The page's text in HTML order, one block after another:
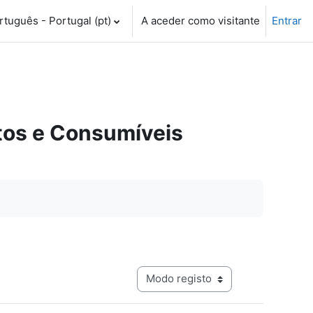
- Portugal ‎(pt)‎ A aceder como visitante Entrar
e Consumíveis
Navegação terciária do modo de visualização